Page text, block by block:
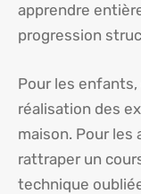
apprendre
progression
Pour les
réalisation des
maison. Pour
rattraper un
technique